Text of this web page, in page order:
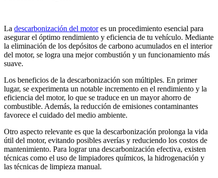
La descarbonización del motores un procedimiento esencial para
asegurar el óptimo rendimiento y eficiencia de tu vehículo. Mediante
la eliminación de los depósitos de carbono acumulados en el interior
del motor, se logra una mejor combustión y un funcionamiento más
suave.
Los beneficios de la descarbonización son múltiples. En primer
lugar, se experimenta un notable incremento en el rendimiento y la
eficiencia del motor, lo que se traduce en un mayor ahorro de
combustible. Además, la reducción de emisiones contaminantes
favorece el cuidado del medio ambiente.
Otro aspecto relevante es que la descarbonización prolonga la vida
útil del motor, evitando posibles averías y reduciendo los costos de
mantenimiento. Para lograr una descarbonización efectiva, existen
técnicas como el uso de limpiadores químicos, la hidrogenación y
las técnicas de limpieza manual.